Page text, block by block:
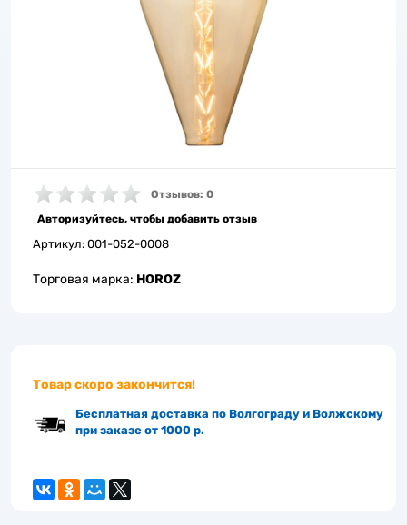
Отзывов: 0
Авторизуйтесь, чтобы добавить отзыв
Артикул: 001-052-0008
Торговая марка: HOROZ
Товар скоро закончится!
Бесплатная доставка по Волгограду и Волжскому
при заказе от 1000 р.